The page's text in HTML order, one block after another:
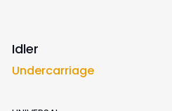
Idler
Undercarriage